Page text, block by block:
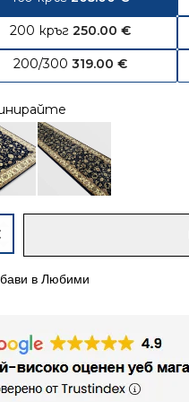
200 кръг 250.00 €
200/300 319.00 €
в Любими